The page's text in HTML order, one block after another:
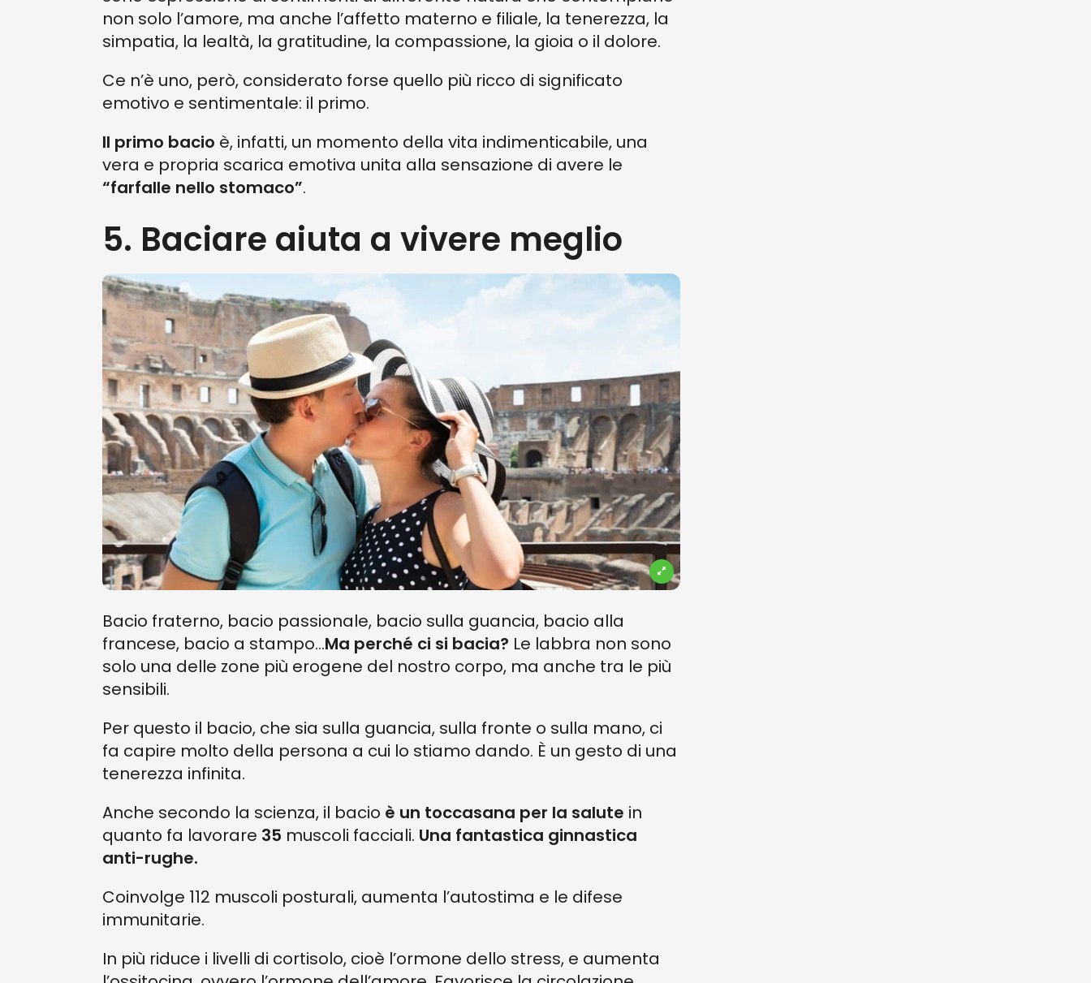
non solo l’amore, ma anche l’affetto materno e filiale, la tenerezza, la
simpatia, la lealtà, la gratitudine, la compassione, la gioia o il dolore.
Ce n’è uno, però, considerato forse quello più ricco di significato
emotivo e sentimentale: il primo.
Il primo bacio è, infatti, un momento della vita indimenticabile, una
vera e propria scarica emotiva unita alla sensazione di avere le
“farfalle nello stomaco”.
5. Baciare aiuta a vivere meglio
Bacio fraterno, bacio passionale, bacio sulla guancia, bacio alla
francese, bacio a stampo...Ma perché ci si bacia? Le labbra non sono
solo una delle zone più erogene del nostro corpo, ma anche tra le più
sensibili.
Per questo il bacio, che sia sulla guancia, sulla fronte o sulla mano, ci
fa capire molto della persona a cui lo stiamo dando. È un gesto di una
tenerezza infinita.
Anche secondo la scienza, il bacio è un toccasana per la salute in
quanto fa lavorare 35 muscoli facciali. Una fantastica ginnastica
anti-rughe.
Coinvolge 112 muscoli posturali, aumenta l’autostima e le difese
immunitarie.
In più riduce i livelli di cortisolo, cioè l’ormone dello stress, e aumenta